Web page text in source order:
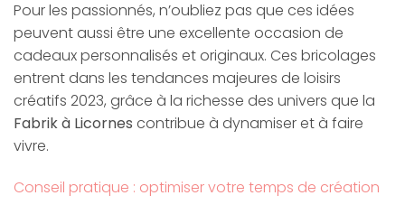
Pour les passionnés, n’oubliez pas que ces idées
peuvent aussi être une excellente occasion de
cadeaux personnalisés et originaux. Ces bricolages
entrent dans les tendances majeures de loisirs
créatifs 2023, grâce à la richesse des univers que la
Fabrik à Licornes contribue à dynamiser et à faire
vivre.
Conseil pratique : optimiser votre temps de création